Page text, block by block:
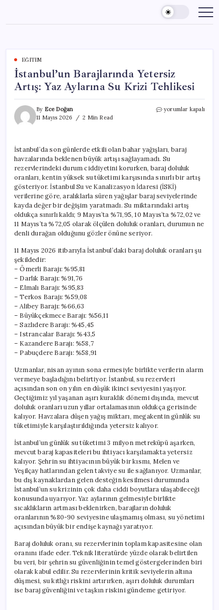
content
EĞITIM
İstanbul’un Barajlarında Yetersiz
Artış: Yaz Aylarına Su Krizi Tehlikesi
By Ece Doğan
11 Mayıs 2026
2 Min Read
İstanbul’un
Aylarına
Su
Krizi
Tehlikesi
için
yorumlar kapalı
İstanbul’da son günlerde etkili olan bahar yağışları, baraj
havzalarında beklenen büyük artışı sağlayamadı. Su
rezervlerindeki durum ciddiyetini korurken, baraj doluluk
oranları, kentin yüksek su tüketimi karşısında sınırlı bir artış
gösteriyor. İstanbul Su ve Kanalizasyon İdaresi (İSKİ)
verilerine göre, aralıklarla süren yağışlar baraj seviyelerinde
kayda değer bir değişim yaratmadı. Su miktarındaki artış
oldukça sınırlı kaldı; 9 Mayıs’ta %71,95, 10 Mayıs’ta %72,02 ve
11 Mayıs’ta %72,05 olarak ölçülen doluluk oranları, durumun ne
denli durağan olduğunu gözler önüne seriyor.
11 Mayıs 2026 itibarıyla İstanbul’daki baraj doluluk oranları şu
şekildedir:
– Ömerli Barajı: %95,81
– Darlık Barajı: %91,76
– Elmalı Barajı: %95,83
– Terkos Barajı: %59,08
– Alibey Barajı: %66,63
– Büyükçekmece Barajı: %56,11
– Sazlıdere Barajı: %45,45
– Istrancalar Barajı: %43,5
– Kazandere Barajı: %58,7
– Pabuçdere Barajı: %58,91
Uzmanlar, nisan ayının sona ermesiyle birlikte verilerin alarm
vermeye başladığını belirtiyor. İstanbul, su rezervleri
açısından son on yılın en düşük ikinci seviyesini yaşıyor.
Geçtiğimiz yıl yaşanan aşırı kuraklık dönemi dışında, mevcut
doluluk oranları uzun yıllar ortalamasının oldukça gerisinde
kalıyor. Havzalara düşen yağış miktarı, megakentin günlük su
tüketimiyle karşılaştırıldığında yetersiz kalıyor.
İstanbul’un günlük su tüketimi 3 milyon metreküpü aşarken,
mevcut baraj kapasiteleri bu ihtiyacı karşılamakta yetersiz
kalıyor. Şehrin su ihtiyacının büyük bir kısmı, Melen ve
Yeşilçay hatlarından gelen takviye su ile sağlanıyor. Uzmanlar,
bu dış kaynaklardan gelen desteğin kesilmesi durumunda
İstanbul’un su krizinin çok daha ciddi boyutlara ulaşabileceği
konusunda uyarıyor. Yaz aylarının gelmesiyle birlikte
sıcaklıkların artması beklenirken, barajların doluluk
oranlarının %80-90 seviyesine ulaşmamış olması, su yönetimi
açısından büyük bir endişe kaynağı yaratıyor.
Baraj doluluk oranı, su rezervlerinin toplam kapasitesine olan
oranını ifade eder. Teknik literatürde yüzde olarak belirtilen
bu veri, bir şehrin su güvenliğinin temel göstergelerinden biri
olarak kabul edilir. Su rezervlerinin kritik seviyelerin altına
düşmesi, su kıtlığı riskini artırırken, aşırı doluluk durumları
ise baraj güvenliğini ve taşkın riskini gündeme getiriyor.